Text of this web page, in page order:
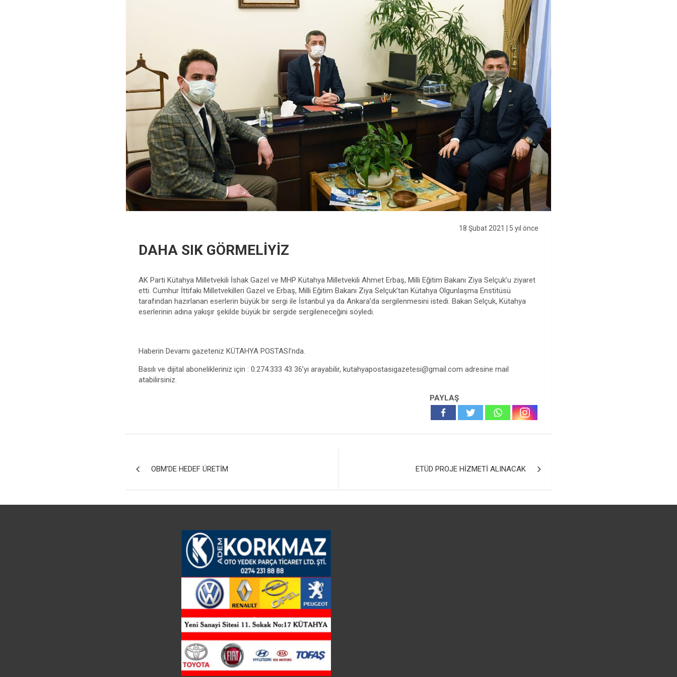
18 Şubat 2021 | 5 yıl önce
DAHA SIK GÖRMELİYİZ
AK Parti Kütahya Milletvekili İshak Gazel ve MHP Kütahya Milletvekili Ahmet Erbaş, Milli Eğitim Bakanı Ziya Selçuk’u ziyaret
etti. Cumhur İttifakı Milletvekilleri Gazel ve Erbaş, Milli Eğitim Bakanı Ziya Selçuk’tan Kütahya Olgunlaşma Enstitüsü
tarafından hazırlanan eserlerin büyük bir sergi ile İstanbul ya da Ankara’da sergilenmesini istedi. Bakan Selçuk, Kütahya
eserlerinin adına yakışır şekilde büyük bir sergide sergileneceğini söyledi.
Haberin Devamı gazeteniz KÜTAHYA POSTASI’nda.
Basılı ve dijital abonelikleriniz için : 0.274.333 43 36’yı arayabilir,kutahyapostasigazetesi@gmail.com adresine mail
atabilirsiniz.
PAYLAŞ
OBM’DE HEDEF ÜRETİM ETÜD PROJE HİZMETİ ALINACAK